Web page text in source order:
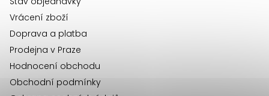
Vrácení zboží
Doprava a platba
Prodejna v Praze
Hodnocení obchodu
Obchodní podmínky